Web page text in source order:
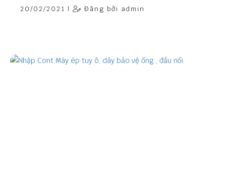
20/02/2021 | Đăng bởi admin